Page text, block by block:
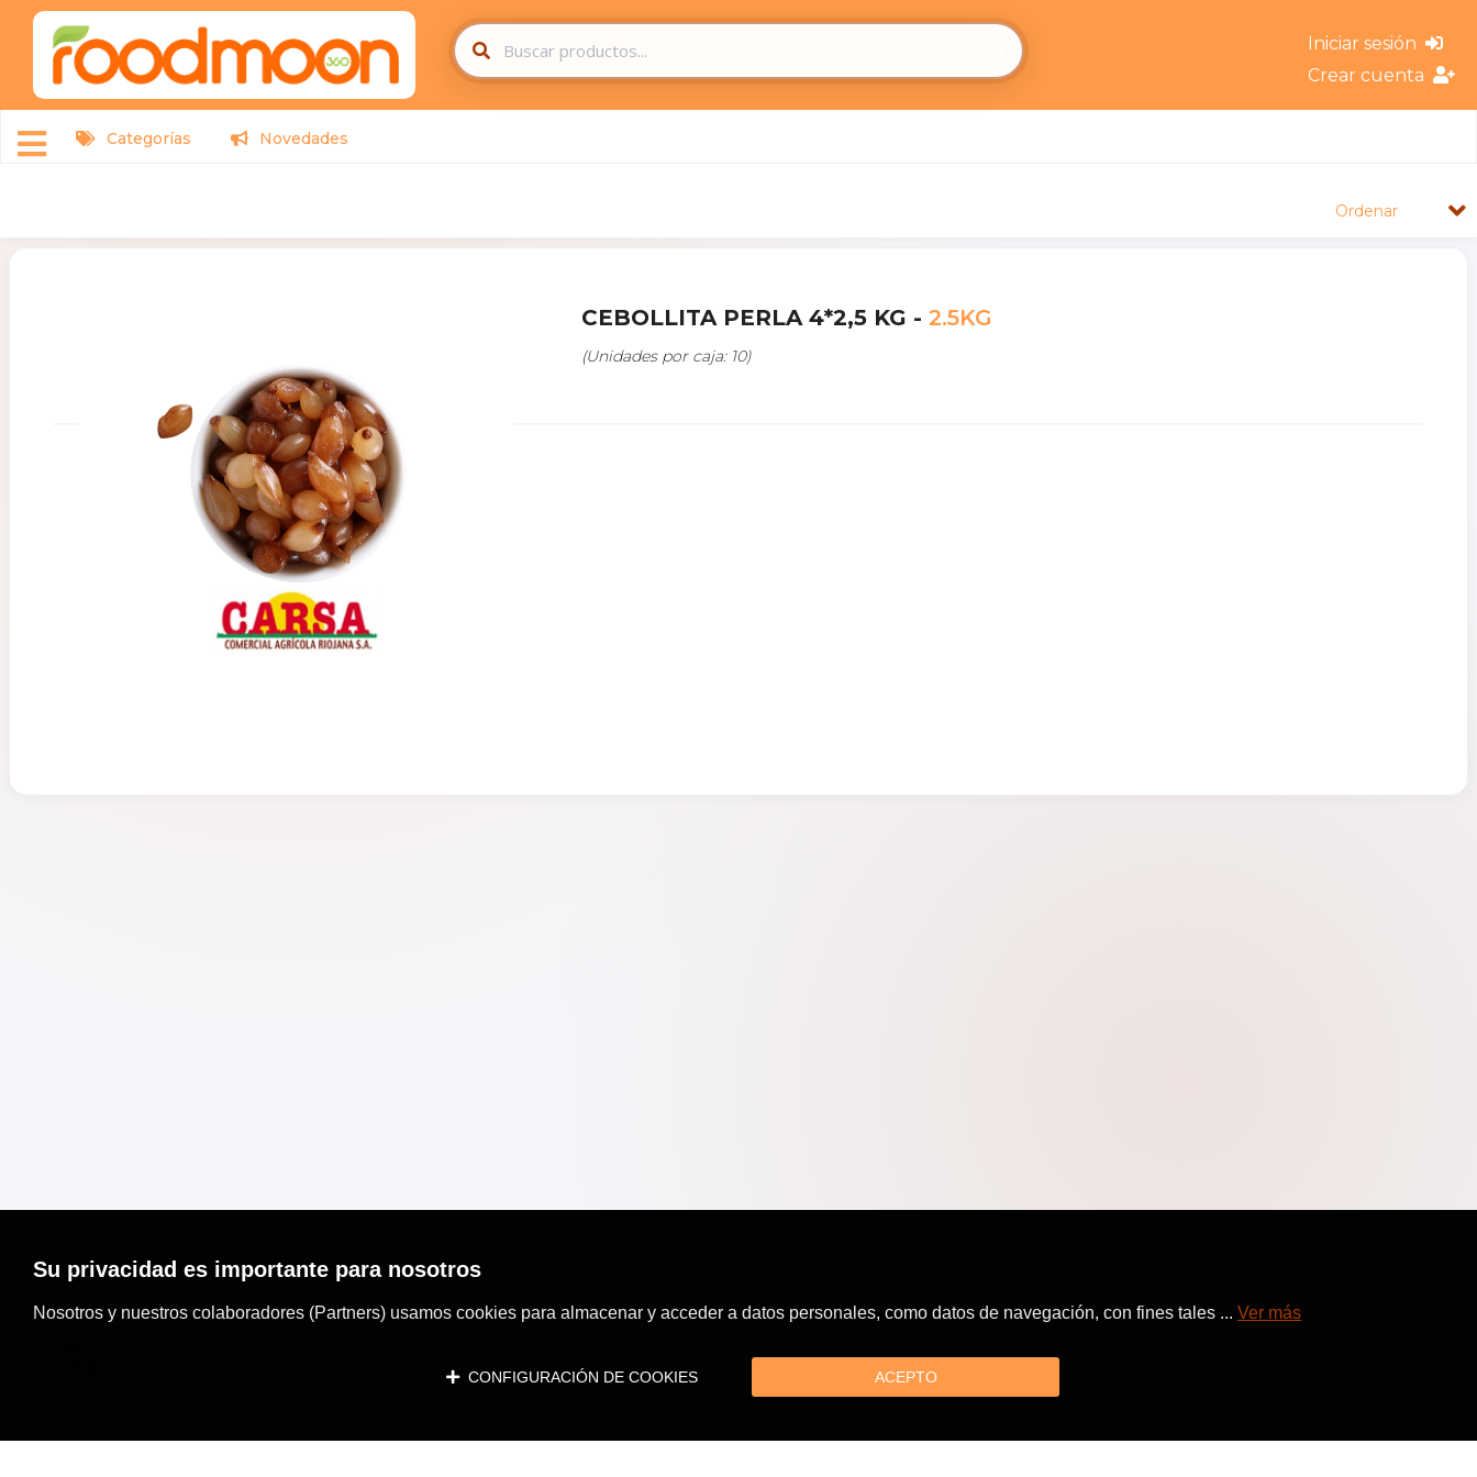
Iniciar sesión
Crear cuenta
Categorías Novedades
Ordenar
CEBOLLITA PERLA 4*2,5 KG - 2.5KG
(Unidades por caja: 10)
Su privacidad es importante para nosotros
Nosotros y nuestros colaboradores (Partners) usamos cookies para almacenar y acceder a datos personales, como datos de navegación, con fines tales ... Ver más
CONFIGURACIÓN DE COOKIES ACEPTO